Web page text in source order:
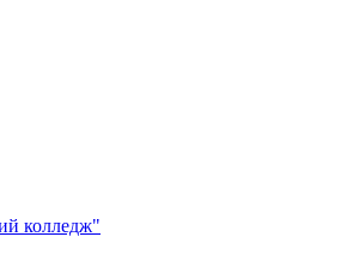
колледж"